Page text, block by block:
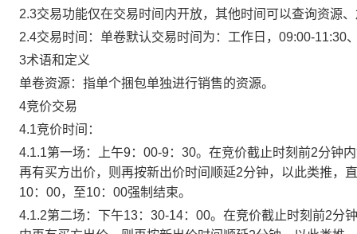
2.3交易功能仅在交易时间内开放，其他时间可以查询资源
2.4交易时间：单卷默认交易时间为：工作日，09:00-11:30
3术语和定义
单卷资源：指单个捆包单独进行销售的资源。
4竞价交易
4.1竞价时间：
4.1.1第一场：上午9：00-9：30。在竞价截止时刻前2分钟
再有买方出价，则再按新出价时间顺延2分钟，以此类推，
10：00，至10：00强制结束。
4.1.2第二场：下午13：30-14：00。在竞价截止时刻前2分